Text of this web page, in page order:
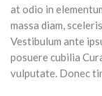
at odio in
massa diam,
Vestibulum ante
posuere cubilia
vulputate. Donec